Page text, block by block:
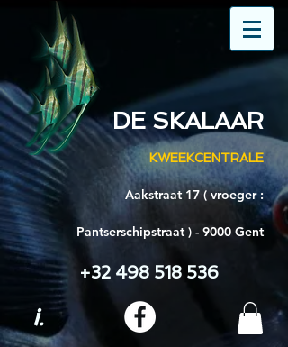
DE SKALAAR
KWEEKCENTRALE
Aakstraat 17 ( vroeger :
Pantserschipstraat ) - 9000 Gent
+32 498 518 536
i.